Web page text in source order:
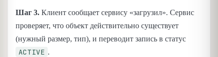
Шаг 3. Клиент сообщает сервису «загрузил». Сервис
проверяет, что объект действительно существует
(нужный размер, тип), и переводит запись в статус
ACTIVE .